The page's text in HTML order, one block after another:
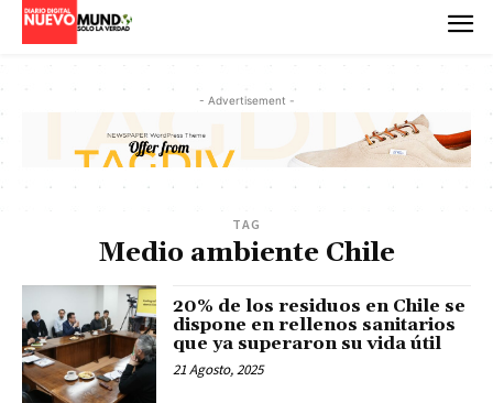
- Advertisement -
TAG
Medio ambiente Chile
20% de los residuos en Chile se
dispone en rellenos sanitarios
que ya superaron su vida útil
21 Agosto, 2025